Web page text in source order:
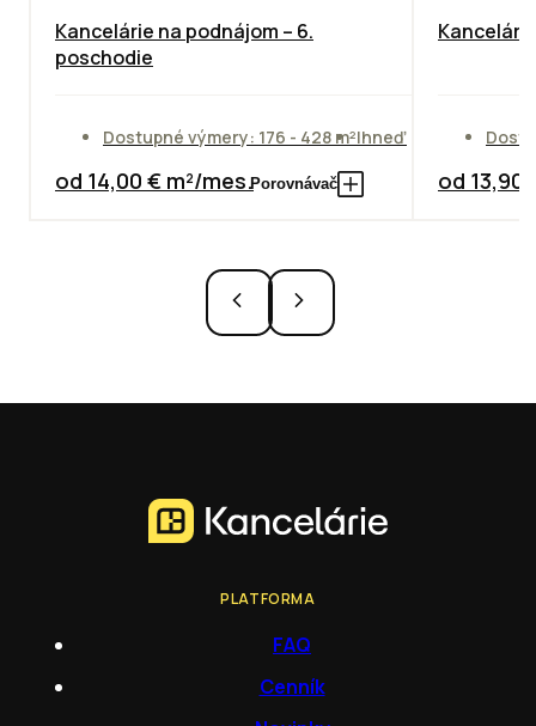
Kancelárie na podnájom – 6.
poschodie
Dostupné výmery: 176 - 428 m²Ihneď
od 14,00 € m²/mes.Porovnávač od 13,90
PLATFORMA
FAQ
Cenník